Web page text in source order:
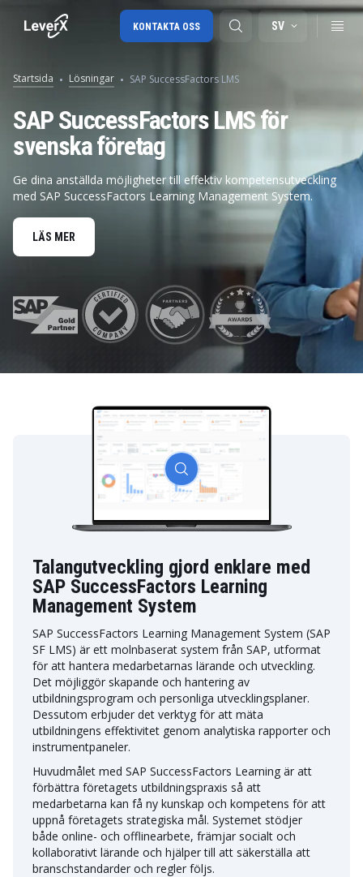
SAP-konsulttjänster
SAP Ariba
SV
KONTAKTA OSS
Startsida Lösningar SAP SuccessFactors LMS
SAP SuccessFactors LMS för
svenska företag
Ge dina anställda möjligheter till effektiv kompetensutveckling
med SAP SuccessFactors Learning Management System.
LÄS MER
Talangutveckling gjord enklare med
SAP SuccessFactors Learning
Management System
SAP SuccessFactors Learning Management System (SAP
SF LMS) är ett molnbaserat system från SAP, utformat
för att hantera medarbetarnas lärande och utveckling.
Det möjliggör skapande och hantering av
utbildningsprogram och personliga utvecklingsplaner.
Dessutom erbjuder det verktyg för att mäta
utbildningens effektivitet genom analytiska rapporter och
instrumentpaneler.
Huvudmålet med SAP SuccessFactors Learning är att
förbättra företagets utbildningspraxis så att
medarbetarna kan få ny kunskap och kompetens för att
uppnå företagets strategiska mål. Systemet stödjer
både online- och offlinearbete, främjar socialt och
kollaborativt lärande och hjälper till att säkerställa att
branschstandarder och regler följs.
LMS Training Planner interface in SAP SF
Mobile interface of